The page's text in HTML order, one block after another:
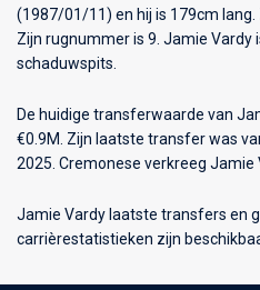
(1987/01/11) en hij is 179cm lang.
Zijn rugnummer is 9. Jamie Vardy
schaduwspits.
De huidige transferwaarde van
€0.9M. Zijn laatste transfer was
2025. Cremonese verkreeg Jamie
Jamie Vardy laatste transfers en
carrièrestatistieken zijn